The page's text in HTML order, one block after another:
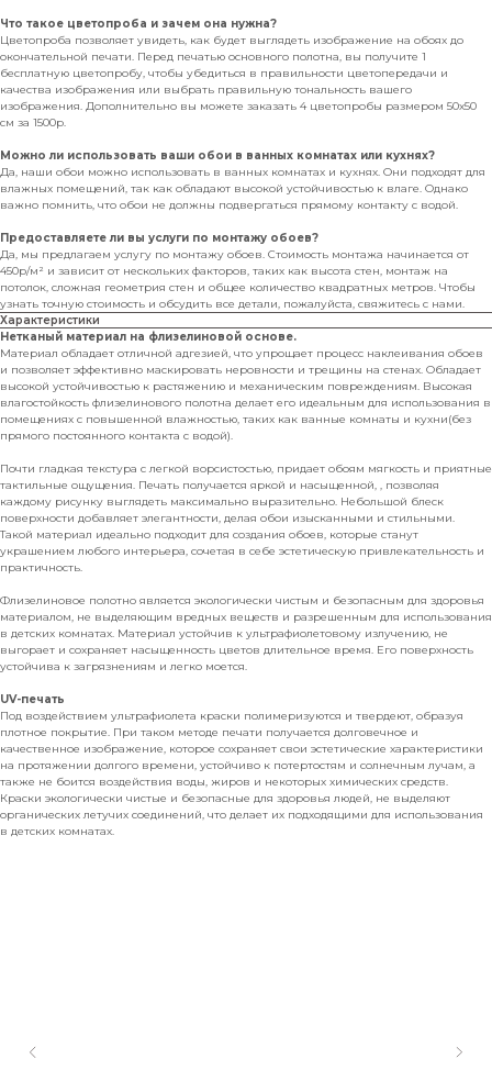
Что такое цветопроба и зачем она нужна?
Цветопроба позволяет увидеть, как будет выглядеть изображение на обоях до
окончательной печати. Перед печатью основного полотна, вы получите 1
бесплатную цветопробу, чтобы убедиться в правильности цветопередачи и
качества изображения или выбрать правильную тональность вашего
изображения. Дополнительно вы можете заказать 4 цветопробы размером 50х50
см за 1500р.
Можно ли использовать ваши обои в ванных комнатах или кухнях?
Да, наши обои можно использовать в ванных комнатах и кухнях. Они подходят для
влажных помещений, так как обладают высокой устойчивостью к влаге. Однако
важно помнить, что обои не должны подвергаться прямому контакту с водой.
Предоставляете ли вы услуги по монтажу обоев?
Да, мы предлагаем услугу по монтажу обоев. Стоимость монтажа начинается от
450р/м² и зависит от нескольких факторов, таких как высота стен, монтаж на
потолок, сложная геометрия стен и общее количество квадратных метров. Чтобы
узнать точную стоимость и обсудить все детали, пожалуйста, свяжитесь с нами.
Характеристики
Нетканый материал на флизелиновой основе.
Материал обладает отличной адгезией, что упрощает процесс наклеивания обоев
и позволяет эффективно маскировать неровности и трещины на стенах. Обладает
высокой устойчивостью к растяжению и механическим повреждениям. Высокая
влагостойкость флизелинового полотна делает его идеальным для использования в
помещениях с повышенной влажностью, таких как ванные комнаты и кухни(без
прямого постоянного контакта с водой).
Почти гладкая текстура с легкой ворсистостью, придает обоям мягкость и приятные
тактильные ощущения. Печать получается яркой и насыщенной, , позволяя
каждому рисунку выглядеть максимально выразительно. Небольшой блеск
поверхности добавляет элегантности, делая обои изысканными и стильными.
Такой материал идеально подходит для создания обоев, которые станут
украшением любого интерьера, сочетая в себе эстетическую привлекательность и
практичность.
Флизелиновое полотно является экологически чистым и безопасным для здоровья
материалом, не выделяющим вредных веществ и разрешенным для использования
в детских комнатах. Материал устойчив к ультрафиолетовому излучению, не
выгорает и сохраняет насыщенность цветов длительное время. Его поверхность
устойчива к загрязнениям и легко моется.
UV-печать
Под воздействием ультрафиолета краски полимеризуются и твердеют, образуя
плотное покрытие. При таком методе печати получается долговечное и
качественное изображение, которое сохраняет свои эстетические характеристики
на протяжении долгого времени, устойчиво к потертостям и солнечным лучам, а
также не боится воздействия воды, жиров и некоторых химических средств.
Краски экологически чистые и безопасные для здоровья людей, не выделяют
органических летучих соединений, что делает их подходящими для использования
в детских комнатах.